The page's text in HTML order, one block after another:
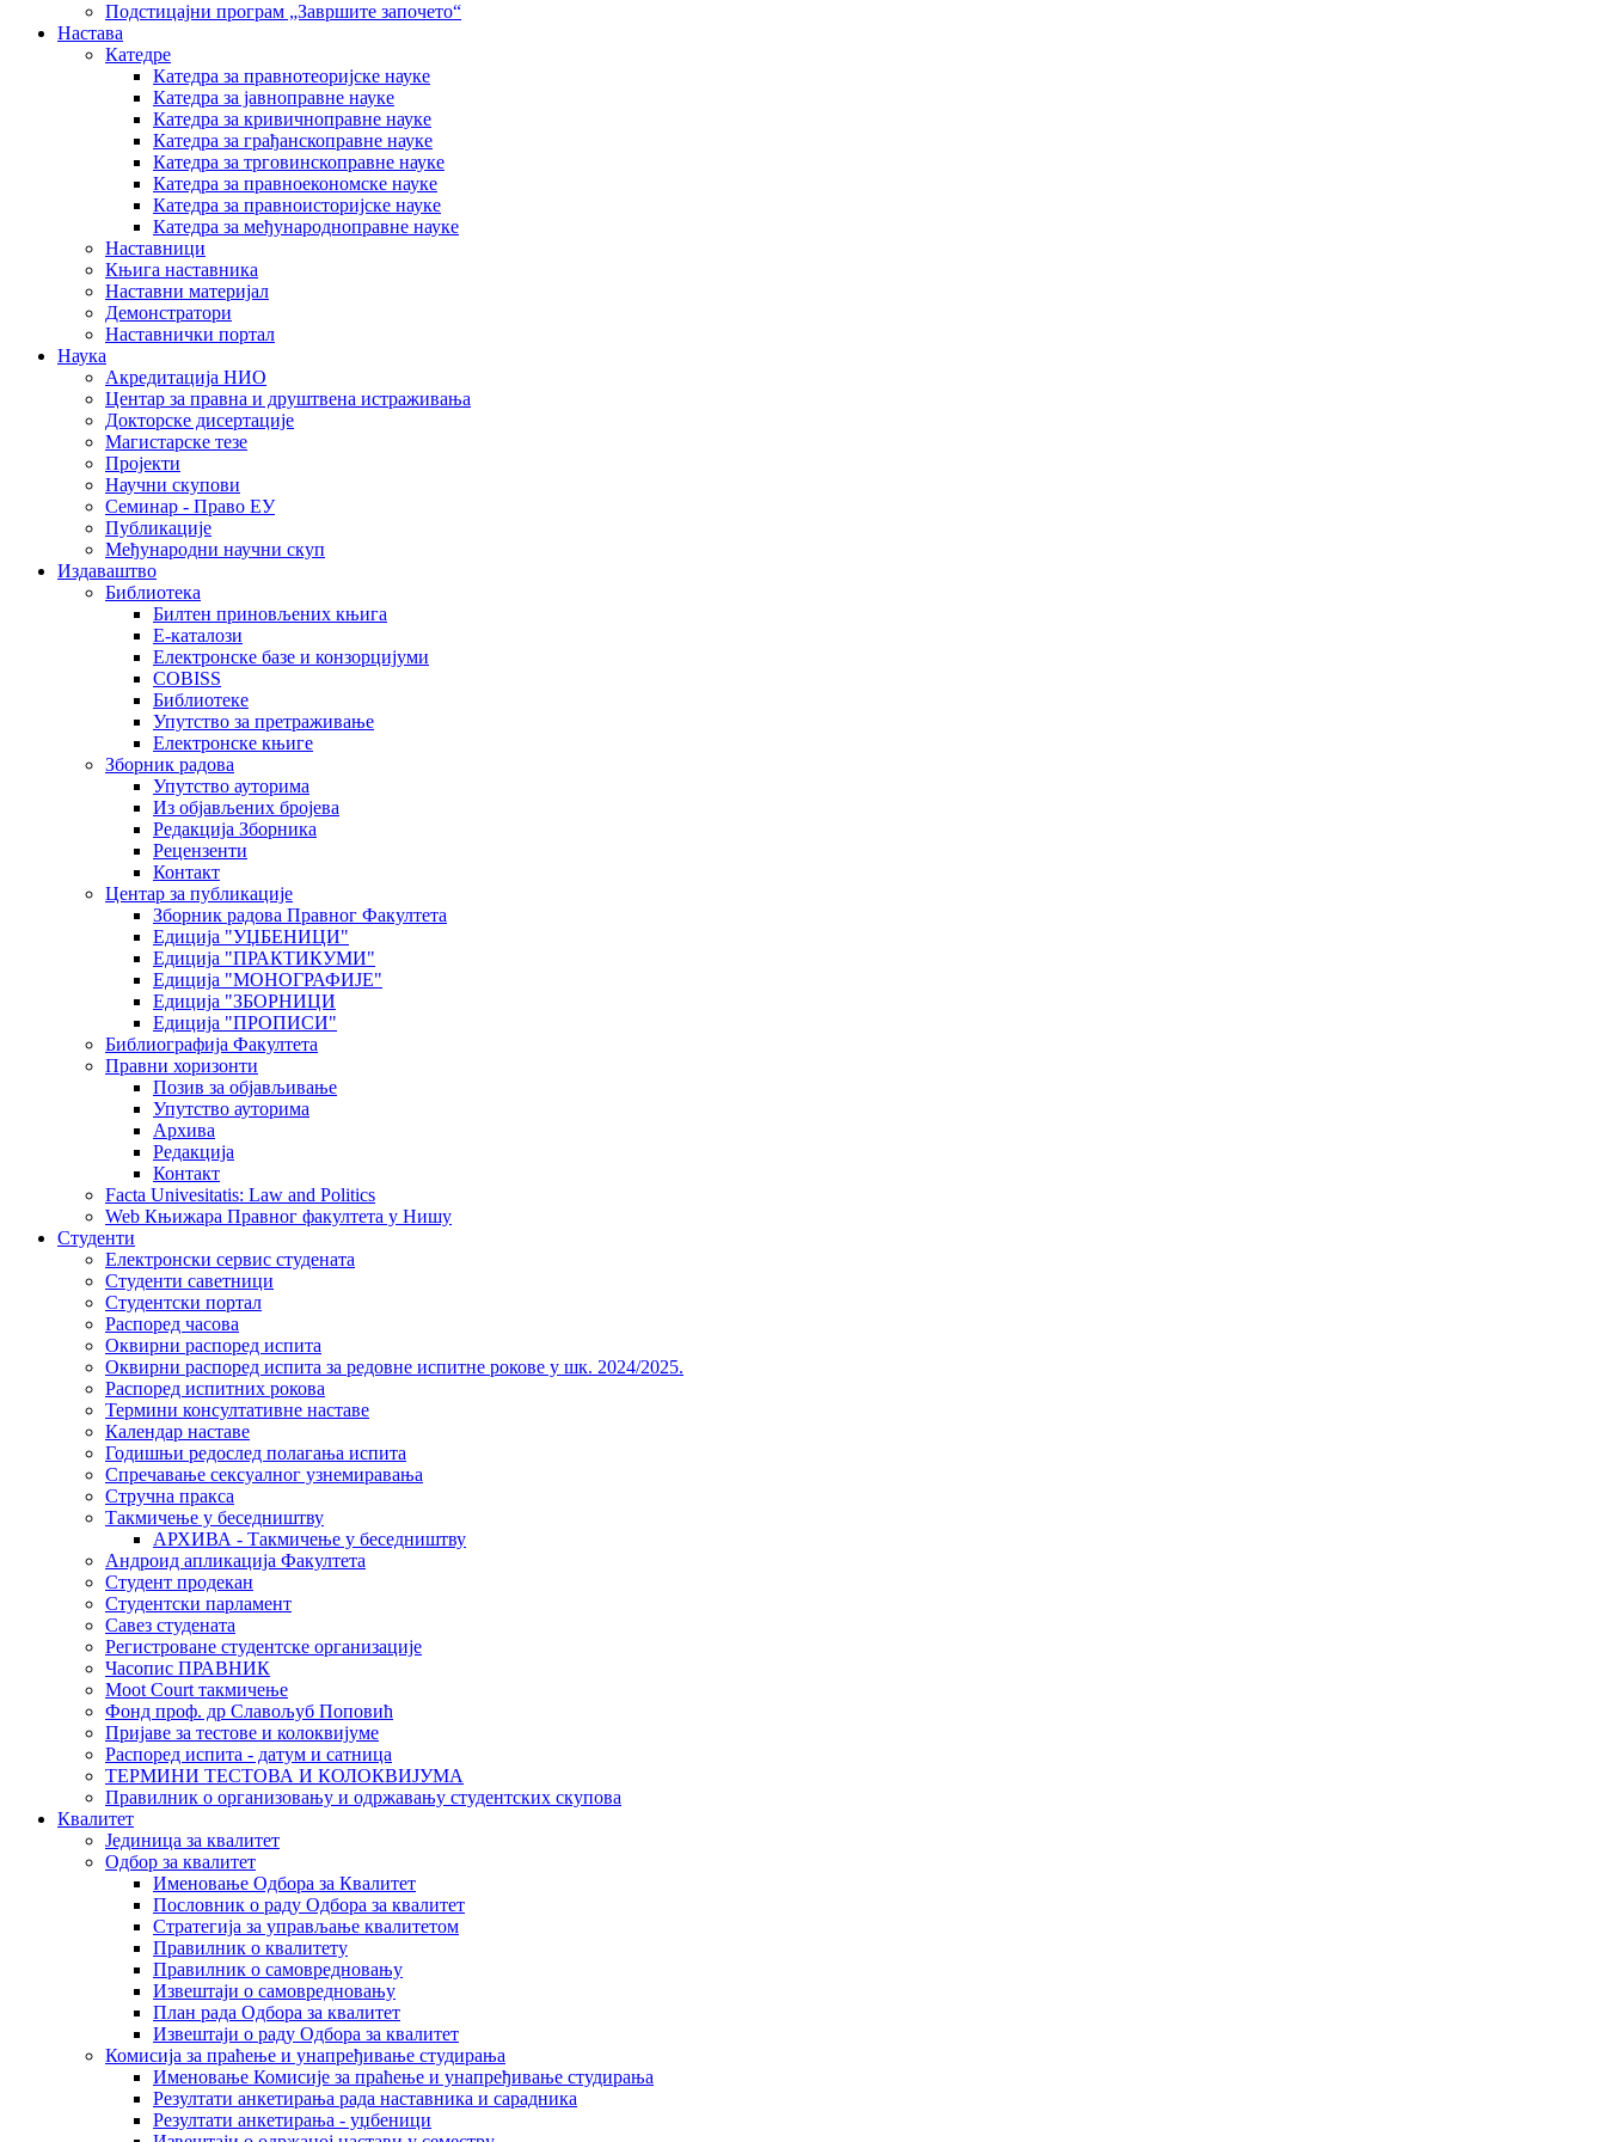
Подстицајни програм „Завршите започето“
Настава
Катедре
Катедра за правнотеоријске науке
Катедра за јавноправне науке
Катедра за кривичноправне науке
Катедра за грађанскоправне науке
Катедра за трговинскоправне науке
Катедра за правноекономске науке
Катедра за правноисторијске науке
Катедра за међународноправне науке
Наставници
Књига наставника
Наставни материјал
Демонстратори
Наставнички портал
Наука
Акредитација НИО
Центар за правна и друштвена истраживања
Докторске дисертације
Магистарске тезе
Пројекти
Научни скупови
Семинар - Право ЕУ
Публикације
Међународни научни скуп
Издаваштво
Библиотека
Билтен приновљених књига
Е-каталози
Електронске базе и конзорцијуми
COBISS
Библиотеке
Упутство за претраживање
Електронске књиге
Зборник радова
Упутство ауторима
Из објављених бројева
Редакција Зборника
Рецензенти
Контакт
Центар за публикације
Зборник радова Правног Факултета
Едиција "УЏБЕНИЦИ"
Едиција "ПРАКТИКУМИ"
Едиција "МОНОГРАФИЈЕ"
Едиција "ЗБОРНИЦИ
Едиција "ПРОПИСИ"
Библиографија Факултета
Правни хоризонти
Позив за објављивање
Упутство ауторима
Архива
Редакција
Контакт
Facta Univesitatis: Law and Politics
Web Књижара Правног факултета у Нишу
Студенти
Електронски сервис студената
Студенти саветници
Студентски портал
Распоред часова
Оквирни распоред испита
Оквирни распоред испита за редовне испитне рокове у шк. 2024/2025.
Распоред испитних рокова
Термини консултативне наставе
Календар наставе
Годишњи редослед полагања испита
Спречавање сексуалног узнемиравања
Стручна пракса
Такмичење у беседништву
АРХИВА - Такмичење у беседништву
Андроид апликација Факултета
Студент продекан
Студентски парламент
Савез студената
Регистроване студентске организације
Часопис ПРАВНИК
Moot Court такмичење
Фонд проф. др Славољуб Поповић
Пријаве за тестове и колоквијуме
Распоред испита - датум и сатница
ТЕРМИНИ ТЕСТОВА И КОЛОКВИЈУМА
Правилник о организовању и одржавању студентских скупова
Квалитет
Јединица за квалитет
Одбор за квалитет
Именовање Одбора за Квалитет
Пословник о раду Одбора за квалитет
Стратегија за управљање квалитетом
Правилник о квалитету
Правилник о самовредновању
Извештаји о самовредновању
План рада Одбора за квалитет
Извештаји о раду Одбора за квалитет
Комисија за праћење и унапређивање студирања
Именовање Комисије за праћење и унапређивање студирања
Резултати анкетирања рада наставника и сарадника
Резултати анкетирања - уџбеници